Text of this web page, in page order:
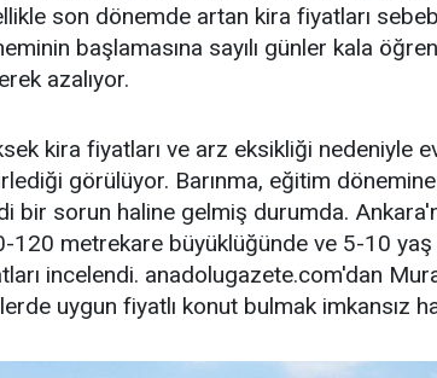
son dönemde artan kira fiyatları
başlamasına sayılı günler kala
azalıyor.
kira fiyatları ve arz eksikliği nedeniyle
görülüyor. Barınma, eğitim
bir sorun haline gelmiş durumda.
120 metrekare büyüklüğünde ve 5-10 yaş
incelendi. anadolugazete.com'dan
uygun fiyatlı konut bulmak imkansız